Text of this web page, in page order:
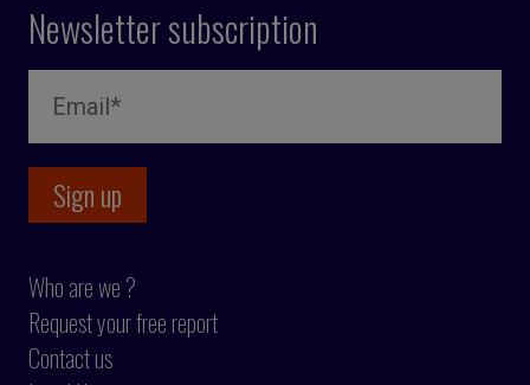
Newsletter subscription
Who are we ?
Request your free report
Contact us